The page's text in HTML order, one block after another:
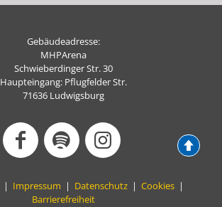
Gebäudeadresse:
MHPArena
Schwieberdinger Str. 30
Haupteingang: Pflugfelder Str.
71636 Ludwigsburg
| Impressum | Datenschutz | Cookies |
Barrierefreiheit